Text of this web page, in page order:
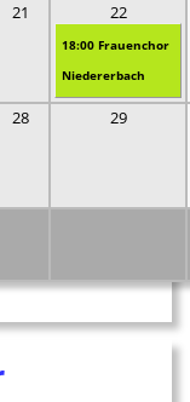
21 22
18:00 Frauenchor
Niedererbach
28 29